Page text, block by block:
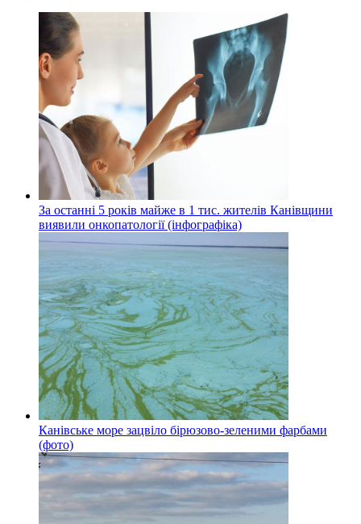
За останні 5 років майже в 1 тис. жителів Канівщини
виявили онкопатології (інфографіка)
Канівське море зацвіло бірюзово-зеленими фарбами
(фото)